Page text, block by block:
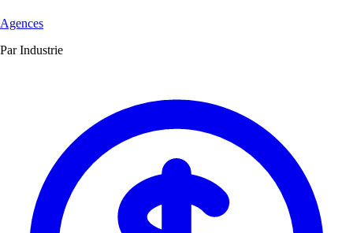
Agences
Par Industrie